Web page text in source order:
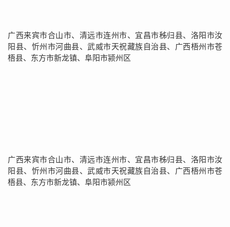
广西来宾市合山市、清远市连州市、宜昌市秭归县、洛阳市汝
阳县、忻州市河曲县、武威市天祝藏族自治县、广西梧州市苍
梧县、东方市新龙镇、阜阳市颍州区
广西来宾市合山市、清远市连州市、宜昌市秭归县、洛阳市汝
阳县、忻州市河曲县、武威市天祝藏族自治县、广西梧州市苍
梧县、东方市新龙镇、阜阳市颍州区